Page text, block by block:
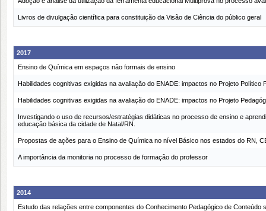
Livros de divulgação científica para constituição da Visão de Ciência do público geral
2017
Ensino de Química em espaços não formais de ensino
Habilidades cognitivas exigidas na avaliação do ENADE: impactos no Projeto
Habilidades cognitivas exigidas na avaliação do ENADE: impactos no Projeto
Investigando o uso de recursos/estratégias didáticas no processo de ensino e
educação básica da cidade de Natal/RN.
Propostas de ações para o Ensino de Química no nível Básico nos estados do RN,
A importância da monitoria no processo de formação do professor
2014
Estudo das relações entre componentes do Conhecimento Pedagógico de